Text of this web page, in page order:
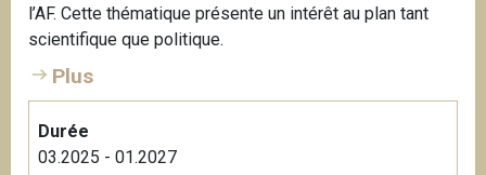
l’AF. Cette thématique présente un intérêt au plan tant
scientifique que politique.
Plus
Durée
03.2025 - 01.2027